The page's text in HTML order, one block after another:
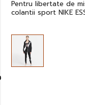
Pentru libertate de
colantii sport NIKE